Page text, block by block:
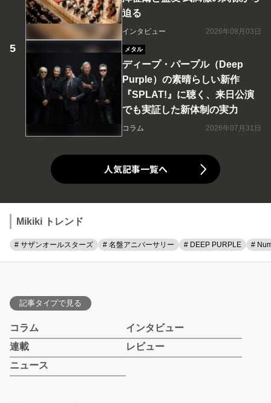
迫る
インタビュー 2026年08月03日
メタル
ディープ・パープル（Deep
Purple）の素晴らしい新作
『SPLAT!』に聴く、来日公演
でも実証した新体制の実力
コラム 2026年07月31日
人気記事一覧へ
Mikiki トレンド
# サザンオールスターズ # 名盤アニバーサリー # DEEP PURPLE #
記事タイプで見る
コラム
インタビュー
連載
レビュー
ニュース